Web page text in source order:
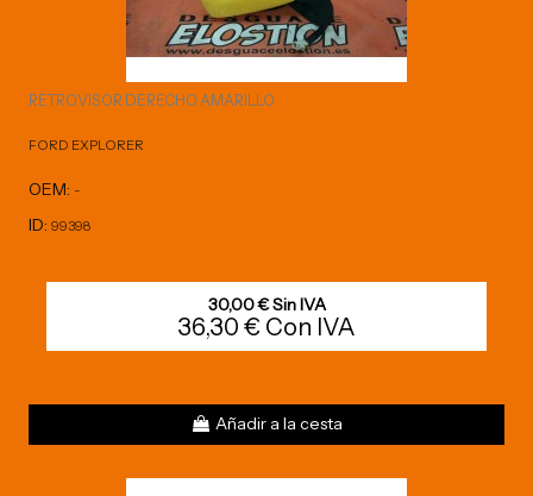
RETROVISOR DERECHO AMARILLO
FORD EXPLORER
OEM: -
ID: 99398
30,00 € Sin IVA
36,30 € Con IVA
Añadir a la cesta